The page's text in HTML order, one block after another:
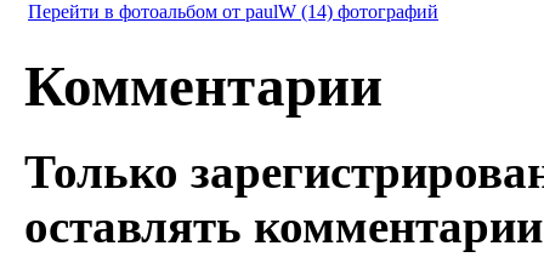
Перейти в фотоальбом от paulW (14) фотографий
Комментарии
Только
оставлять